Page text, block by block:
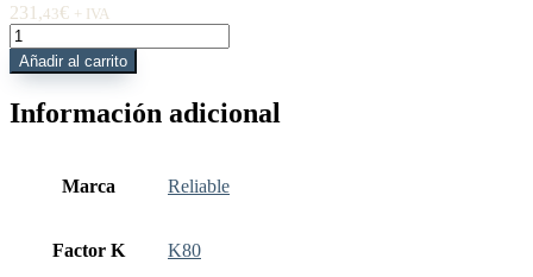
231,43€ + IVA
AA151032R2
Rociador
mont
F156SS
Añadir al carrito
Información adicional
Marca Reliable
Factor K K80